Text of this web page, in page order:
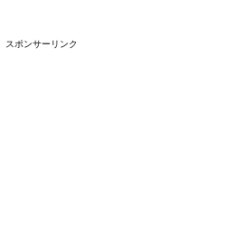
スポンサーリンク